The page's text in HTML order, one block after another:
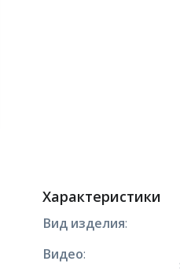
Характеристики
Вид изделия:
Видео: